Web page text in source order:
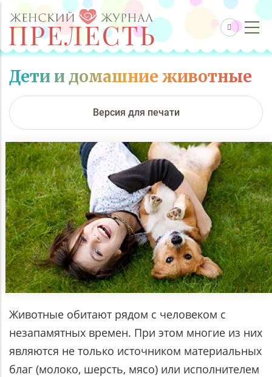
Дети и домашние животные
Версия для печати
Животные обитают рядом с человеком с
незапамятных времен. При этом многие из них
являются не только источником материальных
благ (молоко, шерсть, мясо) или исполнителем